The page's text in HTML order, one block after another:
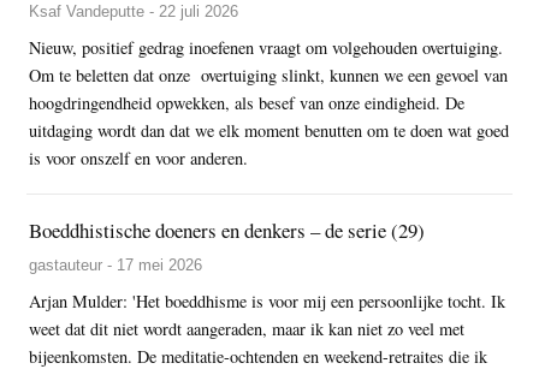
Ksaf Vandeputte - 22 juli 2026
Nieuw, positief gedrag inoefenen vraagt om volgehouden overtuiging.
Om te beletten dat onze overtuiging slinkt, kunnen we een gevoel van
hoogdringendheid opwekken, als besef van onze eindigheid. De
uitdaging wordt dan dat we elk moment benutten om te doen wat goed
is voor onszelf en voor anderen.
Boeddhistische doeners en denkers – de serie (29)
gastauteur - 17 mei 2026
Arjan Mulder: 'Het boeddhisme is voor mij een persoonlijke tocht. Ik
weet dat dit niet wordt aangeraden, maar ik kan niet zo veel met
bijeenkomsten. De meditatie-ochtenden en weekend-retraites die ik